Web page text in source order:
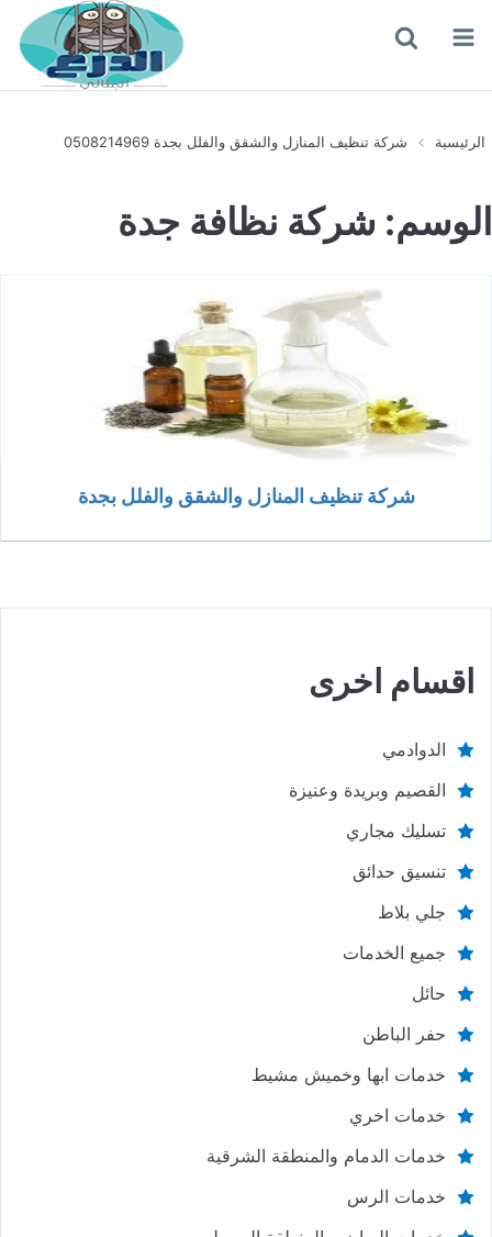
القائمة
الرئيسية شركة تنظيف المنازل والشقق والفلل بجدة 0508214969
الوسم: شركة نظافة جدة
شركة تنظيف المنازل والشقق والفلل بجدة
اقسام اخرى
الدوادمي
القصيم وبريدة وعنيزة
تسليك مجاري
تنسيق حدائق
جلي بلاط
جميع الخدمات
حائل
حفر الباطن
خدمات ابها وخميش مشيط
خدمات اخري
خدمات الدمام والمنطقة الشرقية
خدمات الرس